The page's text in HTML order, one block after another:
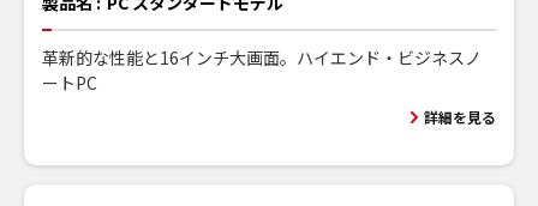
革新的な性能と16インチ大画面。ハイエンド・ビジネスノ
ートPC
詳細を見る